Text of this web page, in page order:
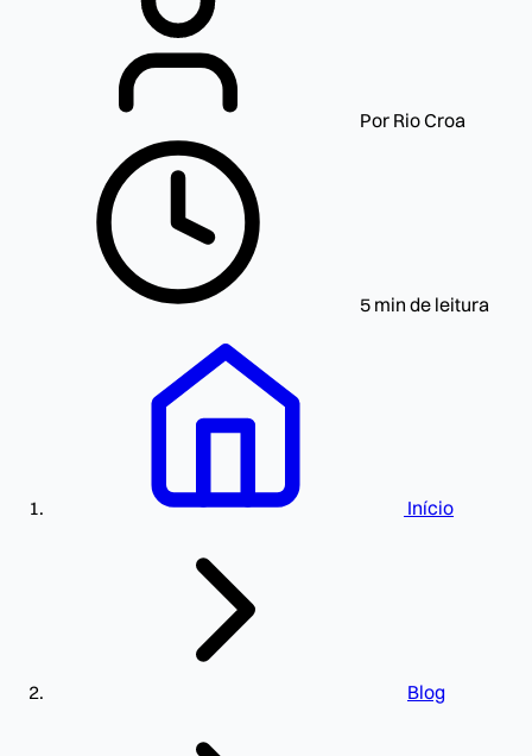
Por Rio Croa
5 min de leitura
Início
Blog